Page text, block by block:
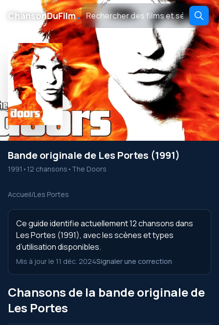
ChansonDuFilm․
Bande originale de Les Portes (1991)
1991 • 12 chansons • The Doors
Accueil/Les Portes
Ce guide identifie actuellement 12 chansons dans
Les Portes (1991), avec les scènes et types
d’utilisation disponibles.
Mis à jour le 11 déc. 2024Signaler une correction
Chansons de la bande originale de
Les Portes